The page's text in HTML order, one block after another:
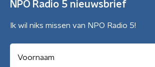
NPO Radio 5 nieuwsbrief
Ik wil niks missen van NPO Radio 5!